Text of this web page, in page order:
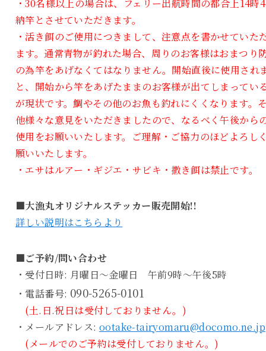
・30名様以上の場合は、フェリー出航時間の都合上14時
納竿とさせていただきます。
・活き餌のご使用につきまして、注意点を書かせていた
ます。通常青物が釣れた場合、周りのお客様はおまつり
の為竿をあげなくてはなりません。開始直後に使用され
と、開始から竿をあげたままのお客様が出てしまってい
が現状です。鯛やその他のお魚も釣れにくくなります。
他様々な意見をいただきましたので、なるべく午後から
使用をお願いいたします。ご理解・ご協力のほどよろし
願いいたします。
・エサはルアー・ギジエ・サビキ・撒き餌は禁止です。
■大漁丸オリジナルステッカー販売開始!!
詳しい説明はこちらより
■ご予約/問い合わせ
・受付日時: 月曜日～金曜日 午前9時～午後5時
・電話番号: 090-5265-0101
(土.日.祝日は受付しておりません。)
・メールアドレス: ootake-tairyomaru@docomo.ne.jp
(メールでのご予約は受付しておりません。)